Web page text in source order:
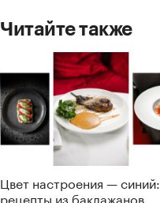
Читайте также
Цвет настроения — синий:
рецепты из баклажанов